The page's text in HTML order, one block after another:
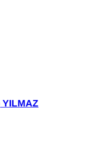
YILMAZ